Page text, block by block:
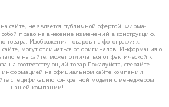
сайте, не является публичной офертой. Фирма-
собой право на внесение изменений в конструкцию,
товара. Изображения товаров на фотографиях,
сайте, могут отличаться от оригиналов. Информация о
на сайте, может отличаться от фактической к
на соответствующий товар Пожалуйста, сверяйте
информацией на официальном сайте компании
спецификацию конкретной модели с менеджером
нашей компании!